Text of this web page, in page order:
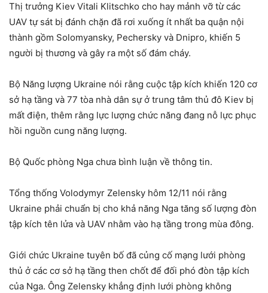
Thị trưởng Kiev Vitali Klitschko cho hay mảnh vỡ từ các
UAV tự sát bị đánh chặn đã rơi xuống ít nhất ba quận nội
thành gồm Solomyansky, Pechersky và Dnipro, khiến 5
người bị thương và gây ra một số đám cháy.
Bộ Năng lượng Ukraine nói rằng cuộc tập kích khiến 120 cơ
sở hạ tầng và 77 tòa nhà dân sự ở trung tâm thủ đô Kiev bị
mất điện, thêm rằng lực lượng chức năng đang nỗ lực phục
hồi nguồn cung năng lượng.
Bộ Quốc phòng Nga chưa bình luận về thông tin.
Tổng thống Volodymyr Zelensky hôm 12/11 nói rằng
Ukraine phải chuẩn bị cho khả năng Nga tăng số lượng đòn
tập kích tên lửa và UAV nhằm vào hạ tầng trong mùa đông.
Giới chức Ukraine tuyên bố đã củng cố mạng lưới phòng
thủ ở các cơ sở hạ tầng then chốt để đối phó đòn tập kích
của Nga. Ông Zelensky khẳng định lưới phòng không